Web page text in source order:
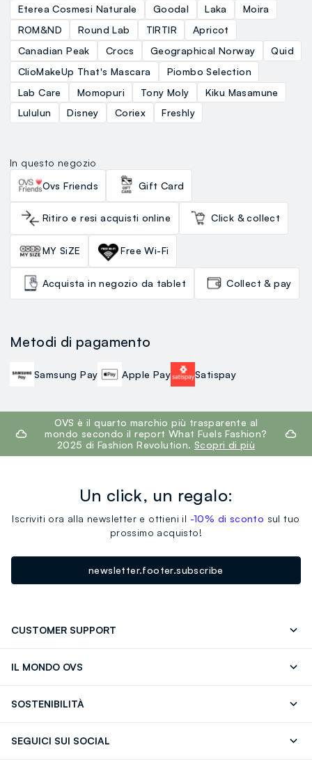
Eterea Cosmesi Naturale
Goodal Laka
Moira
ROM&ND
Round Lab TIRTIR
Apricot
Canadian Peak
Crocs Geographical Norway
Quid
ClioMakeUp That's Mascara
Piombo Selection
Lab Care
Momopuri Tony Moly
Kiku Masamune
Lululun
Disney Coriex Freshly
In questo negozio
Ovs Friends
Gift Card
Ritiro e resi acquisti online Click & collect
MY SiZE Free Wi-Fi
Acquista in negozio da tablet Collect & pay
Metodi di pagamento
Samsung Pay Apple Pay Satispay
footer.ariatitleOVS è il quarto marchio più trasparente al
mondo secondo il report What Fuels Fashion?
2025 di Fashion Revolution. Scopri di più
Un click, un regalo:
Iscriviti ora alla newsletter e ottieni il -10% di sconto sul tuo
prossimo acquisto!
newsletter.footer.subscribe
CUSTOMER SUPPORT
IL MONDO OVS
Giftcard
SOSTENIBILITÀ
SEGUICI SUI SOCIAL